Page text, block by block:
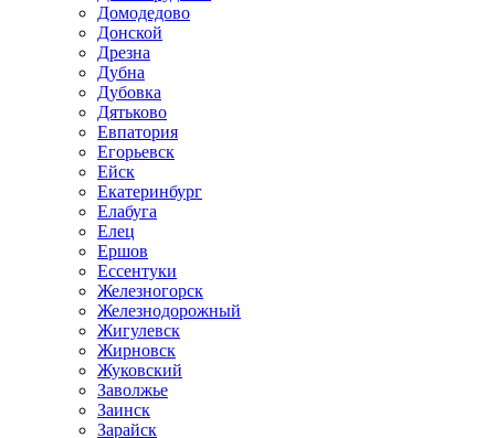
Домодедово
Донской
Дрезна
Дубна
Дубовка
Дятьково
Евпатория
Егорьевск
Ейск
Екатеринбург
Елабуга
Елец
Ершов
Ессентуки
Железногорск
Железнодорожный
Жигулевск
Жирновск
Жуковский
Заволжье
Заинск
Зарайск